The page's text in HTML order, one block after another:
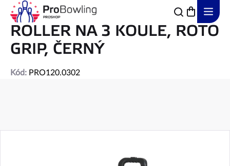
Přejít
obsah
ROLLER NA 3 KOULE, ROTO
GRIP, ČERNÝ
Kód: PRO120.0302